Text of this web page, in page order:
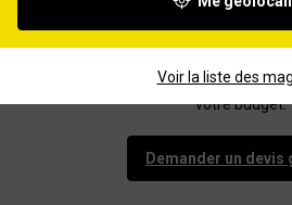
du vêtement, technique de
conseils professionnelsadaptés
votre budget.
Demander un devis
Voir la liste des